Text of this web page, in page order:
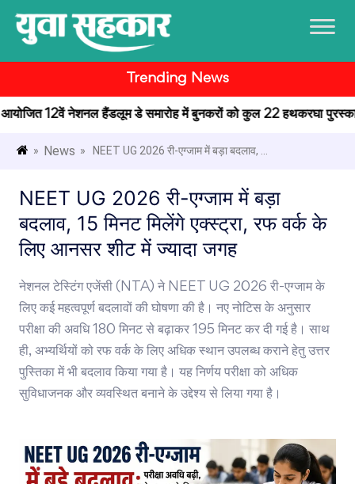
Trending News
12वें नेशनल हैंडलूम डे समारोह में बुनकरों को कुल 22 हथकरघा पुरस्कार
» News » NEET UG 2026 री-एग्जाम में बड़ा बदलाव, ...
NEET UG 2026 री-एग्जाम में बड़ा
बदलाव, 15 मिनट मिलेंगे एक्स्ट्रा, रफ वर्क के
लिए आनसर शीट में ज्यादा जगह
नेशनल टेस्टिंग एजेंसी (NTA) ने NEET UG 2026 री-एग्जाम के
लिए कई महत्वपूर्ण बदलावों की घोषणा की है। नए नोटिस के अनुसार
परीक्षा की अवधि 180 मिनट से बढ़ाकर 195 मिनट कर दी गई है। साथ
ही, अभ्यर्थियों को रफ वर्क के लिए अधिक स्थान उपलब्ध कराने हेतु उत्तर
पुस्तिका में भी बदलाव किया गया है। यह निर्णय परीक्षा को अधिक
सुविधाजनक और व्यवस्थित बनाने के उद्देश्य से लिया गया है।